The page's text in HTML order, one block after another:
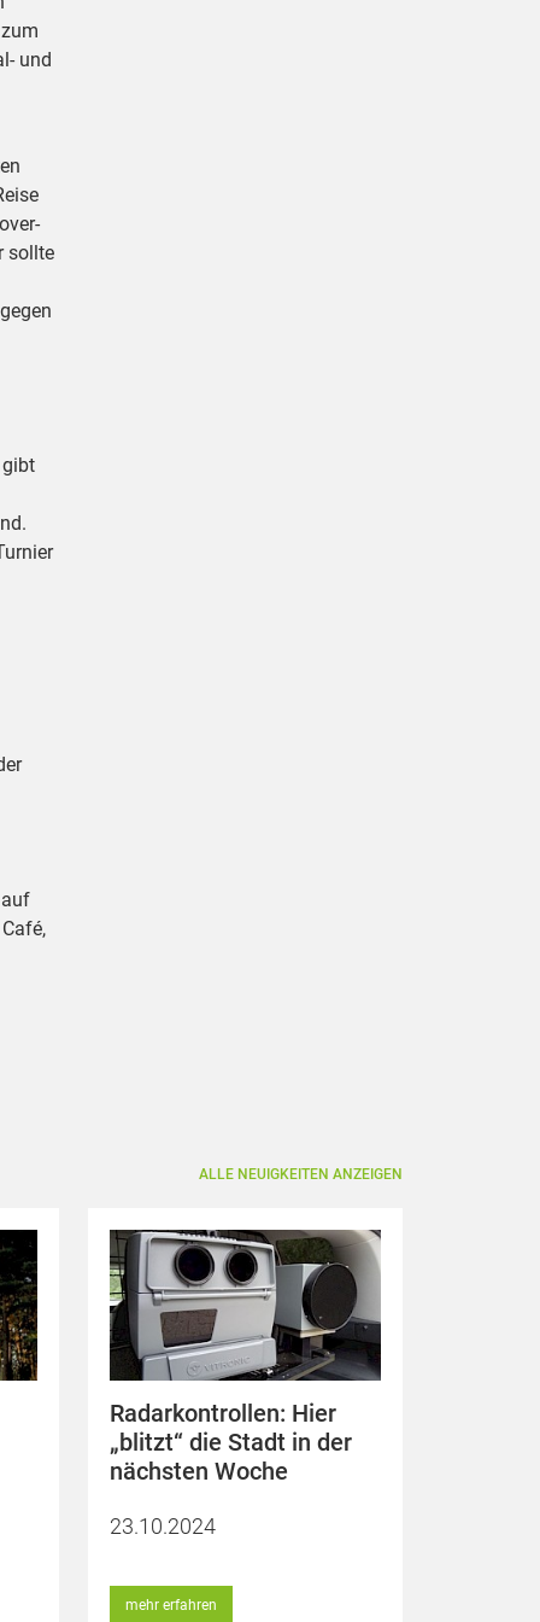
und
sollte
gibt
ALLE NEUIGKEITEN ANZEIGEN
Radarkontrollen: Hier
„blitzt“ die Stadt in der
nächsten Woche
23.10.2024
mehr erfahren